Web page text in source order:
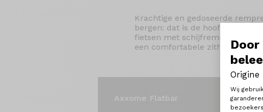
Origine
Wij
Krachtige en gedoseerde
bergen: dat is de hoofdreden
fietsen met schijfremmen die
een comfortabele zithouding
Axxome Flatbar